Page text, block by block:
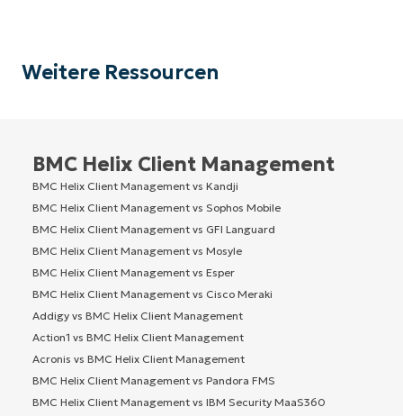
Weitere Ressourcen
BMC Helix Client Management
BMC Helix Client Management vs Kandji
BMC Helix Client Management vs Sophos Mobile
BMC Helix Client Management vs GFI Languard
BMC Helix Client Management vs Mosyle
BMC Helix Client Management vs Esper
BMC Helix Client Management vs Cisco Meraki
Addigy vs BMC Helix Client Management
Action1 vs BMC Helix Client Management
Acronis vs BMC Helix Client Management
BMC Helix Client Management vs Pandora FMS
BMC Helix Client Management vs IBM Security MaaS360